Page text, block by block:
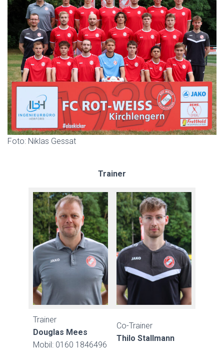
Foto: Niklas Gessat
Trainer
Trainer
Douglas Mees
Mobil: 0160 1846496
Co-Trainer
Thilo Stallmann